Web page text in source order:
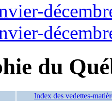
du
Index des vedettes-